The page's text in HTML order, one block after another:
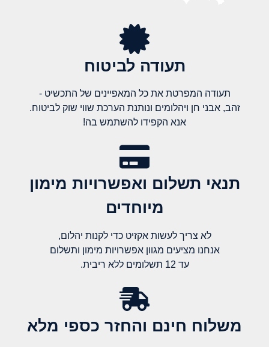
תעודה לביטוח
תעודה המפרטת את כל המאפיינים של התכשיט -
זהב, אבני חן ויהלומים ונותנת הערכת שווי שוק לביטוח.
אנא הקפידו להשתמש בה!
תנאי תשלום ואפשרויות מימון
מיוחדים
לא צריך לעשות אקזיט כדי לקנות יהלום,
אנחנו מציעים מגוון אפשרויות מימון ותשלום
עד 12 תשלומים ללא ריבית.
משלוח חינם והחזר כספי מלא​